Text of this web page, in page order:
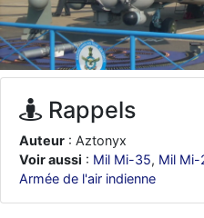
fox_50 : Bonjour, certains
meeting de Lann Bihoué de 2026 ?
cachée dans les pins: Coucou
au site!
jericho
: Bonne année et tous
2026 !
little boy
: je vous souhaite un
année!
Rappels
Auteur : Aztonyx
Voir aussi : Mil Mi-35, Mil Mi-
Armée de l'air indienne